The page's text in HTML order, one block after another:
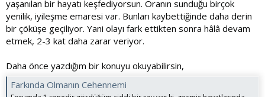
yaşanılan bir hayatı keşfediyorsun. Oranın sunduğu birçok
yenilik, iyileşme emaresi var. Bunları kaybettiğinde daha derin
bir çöküşe geçiliyor. Yani olayı fark ettikten sonra hâlâ devam
etmek, 2-3 kat daha zarar veriyor.
Daha önce yazdığım bir konuyu okuyabilirsin,
Farkında Olmanın Cehennemi